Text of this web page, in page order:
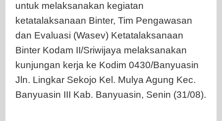
untuk melaksanakan kegiatan
ketatalaksanaan Binter, Tim Pengawasan
dan Evaluasi (Wasev) Ketatalaksanaan
Binter Kodam II/Sriwijaya melaksanakan
kunjungan kerja ke Kodim 0430/Banyuasin
Jln. Lingkar Sekojo Kel. Mulya Agung Kec.
Banyuasin III Kab. Banyuasin, Senin (31/08).